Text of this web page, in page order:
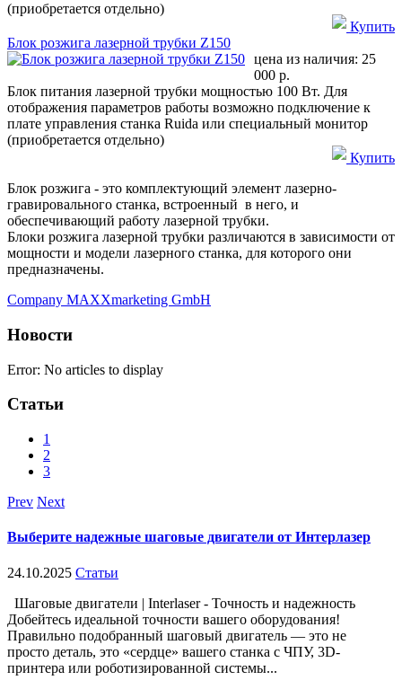
(приобретается отдельно)
Купить
Блок розжига лазерной трубки Z150
цена из наличия: 25
000 р.
Блок питания лазерной трубки мощностью 100 Вт. Для
отображения параметров работы возможно подключение к
плате управления станка Ruida или специальный монитор
(приобретается отдельно)
Купить
Блок розжига - это комплектующий элемент лазерно-
гравировального станка, встроенный в него, и
обеспечивающий работу лазерной трубки.
Блоки розжига лазерной трубки различаются в зависимости от
мощности и модели лазерного станка, для которого они
предназначены.
Company MAXXmarketing GmbH
Новости
Error: No articles to display
Статьи
1
2
3
Prev Next
Выберите надежные шаговые двигатели от Интерлазер
24.10.2025 Статьи
Шаговые двигатели | Interlaser - Точность и надежность
Добейтесь идеальной точности вашего оборудования!
Правильно подобранный шаговый двигатель — это не
просто деталь, это «сердце» вашего станка с ЧПУ, 3D-
принтера или роботизированной системы...